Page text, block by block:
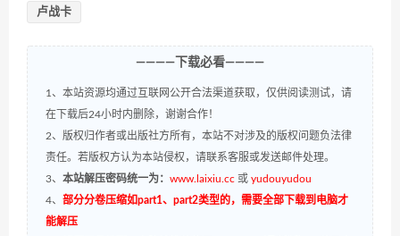
卢战卡
————下载必看————
1、本站资源均通过互联网公开合法渠道获取，仅供阅读测试，请
在下载后24小时内删除，谢谢合作！
2、版权归作者或出版社方所有，本站不对涉及的版权问题负法律
责任。若版权方认为本站侵权，请联系客服或发送邮件处理。
3、 本站解压密码统一为： www.laixiu.cc 或 yudouyudou
4、 部分分卷压缩如part1、part2类型的，需要全部下载到电脑才
能解压